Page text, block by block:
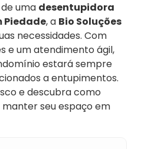
uma desentupidora
Piedade, a Bio Soluções
necessidades. Com
e um atendimento ágil,
estará sempre
a entupimentos.
e descubra como
seu espaço em